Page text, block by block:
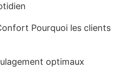
Pourquoi les clients
optimaux